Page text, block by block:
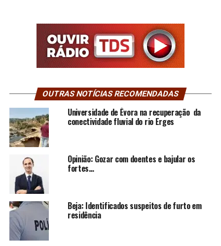
OUTRAS NOTÍCIAS RECOMENDADAS
Universidade de Évora na recuperação da
conectividade fluvial do rio Erges
Opinião: Gozar com doentes e bajular os
fortes…
Beja: Identificados suspeitos de furto em
residência